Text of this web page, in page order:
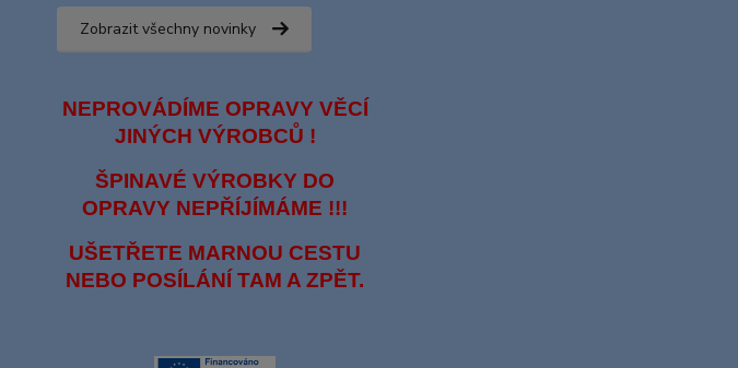
Zobrazit všechny novinky
NEPROVÁDÍME OPRAVY VĚCÍ
JINÝCH VÝROBCŮ !
ŠPINAVÉ VÝROBKY DO
OPRAVY NEPŘÍJÍMÁME !!!
UŠETŘETE MARNOU CESTU
NEBO POSÍLÁNÍ TAM A ZPĚT.